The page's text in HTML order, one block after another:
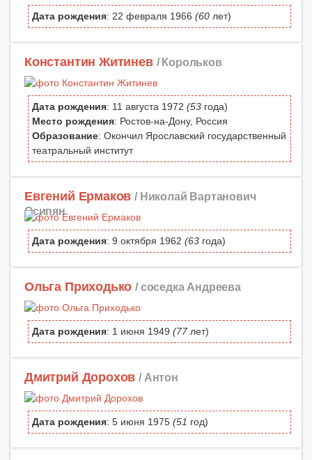
Дата рождения: 22 февраля 1966 (60 лет)
Константин Житинев / Корольков
Дата рождения: 11 августа 1972 (53 года)
Место рождения: Ростов-на-Дону, Россия
Образование: Окончил Ярославский государственный
театральный институт
Евгений Ермаков / Николай Вартанович
Осипян
Дата рождения: 9 октября 1962 (63 года)
Ольга Приходько / соседка Андреева
Дата рождения: 1 июня 1949 (77лет)
Дмитрий Дорохов / Антон
Дата рождения: 5 июня 1975 (51 год)